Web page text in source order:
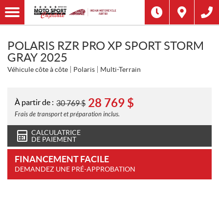
POLARIS RZR PRO XP SPORT STORM
GRAY 2025
Véhicule côte à côte Polaris Multi-Terrain
À partir de : 30 769$ 28 769 $
Frais de transport et préparation inclus.
CALCULATRICE
DE PAIEMENT
FINANCEMENT FACILE
DEMANDEZ UNE PRÉ-APPROBATION